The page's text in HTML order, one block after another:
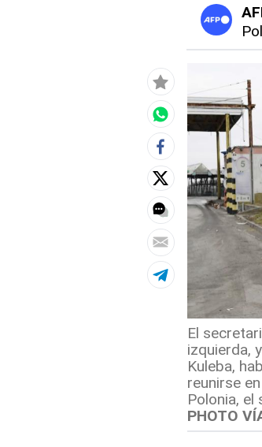
El
izquierda,
Kuleba,
reunirse
Polonia,
PHOTO